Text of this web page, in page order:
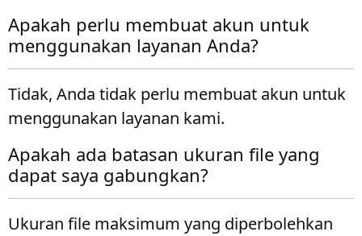
Apakah perlu membuat akun untuk
menggunakan layanan Anda?
Tidak, Anda tidak perlu membuat akun untuk
menggunakan layanan kami.
Apakah ada batasan ukuran file yang
dapat saya gabungkan?
Ukuran file maksimum yang diperbolehkan